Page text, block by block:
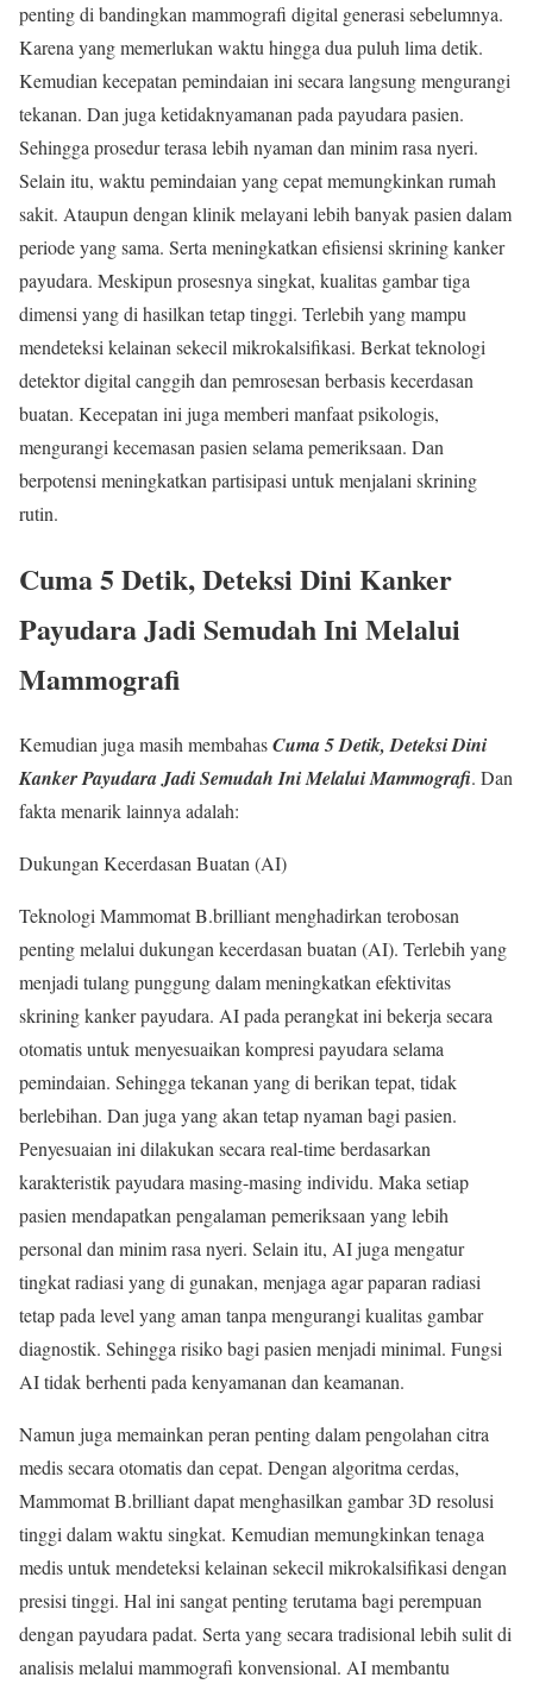
penting di bandingkan mammografi digital generasi sebelumnya.
Karena yang memerlukan waktu hingga dua puluh lima detik.
Kemudian kecepatan pemindaian ini secara langsung mengurangi
tekanan. Dan juga ketidaknyamanan pada payudara pasien.
Sehingga prosedur terasa lebih nyaman dan minim rasa nyeri.
Selain itu, waktu pemindaian yang cepat memungkinkan rumah
sakit. Ataupun dengan klinik melayani lebih banyak pasien dalam
periode yang sama. Serta meningkatkan efisiensi skrining kanker
payudara. Meskipun prosesnya singkat, kualitas gambar tiga
dimensi yang di hasilkan tetap tinggi. Terlebih yang mampu
mendeteksi kelainan sekecil mikrokalsifikasi. Berkat teknologi
detektor digital canggih dan pemrosesan berbasis kecerdasan
buatan. Kecepatan ini juga memberi manfaat psikologis,
mengurangi kecemasan pasien selama pemeriksaan. Dan
berpotensi meningkatkan partisipasi untuk menjalani skrining
rutin.
Cuma 5 Detik, Deteksi Dini Kanker
Payudara Jadi Semudah Ini Melalui
Mammografi
Kemudian juga masih membahasCuma 5 Detik, Deteksi Dini
Kanker Payudara Jadi Semudah Ini Melalui Mammografi. Dan
fakta menarik lainnya adalah:
Dukungan Kecerdasan Buatan (AI)
Teknologi Mammomat B.brilliant menghadirkan terobosan
penting melalui dukungan kecerdasan buatan (AI). Terlebih yang
menjadi tulang punggung dalam meningkatkan efektivitas
skrining kanker payudara. AI pada perangkat ini bekerja secara
otomatis untuk menyesuaikan kompresi payudara selama
pemindaian. Sehingga tekanan yang di berikan tepat, tidak
berlebihan. Dan juga yang akan tetap nyaman bagi pasien.
Penyesuaian ini dilakukan secara real-time berdasarkan
karakteristik payudara masing-masing individu. Maka setiap
pasien mendapatkan pengalaman pemeriksaan yang lebih
personal dan minim rasa nyeri. Selain itu, AI juga mengatur
tingkat radiasi yang di gunakan, menjaga agar paparan radiasi
tetap pada level yang aman tanpa mengurangi kualitas gambar
diagnostik. Sehingga risiko bagi pasien menjadi minimal. Fungsi
AI tidak berhenti pada kenyamanan dan keamanan.
Namun juga memainkan peran penting dalam pengolahan citra
medis secara otomatis dan cepat. Dengan algoritma cerdas,
Mammomat B.brilliant dapat menghasilkan gambar 3D resolusi
tinggi dalam waktu singkat. Kemudian memungkinkan tenaga
medis untuk mendeteksi kelainan sekecil mikrokalsifikasi dengan
presisi tinggi. Hal ini sangat penting terutama bagi perempuan
dengan payudara padat. Serta yang secara tradisional lebih sulit di
analisis melalui mammografi konvensional. AI membantu